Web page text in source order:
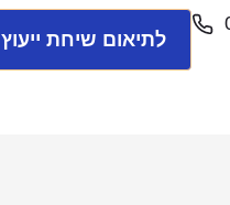
לתיאום שיחת ייעוץ